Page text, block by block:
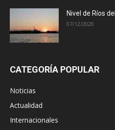
Nivel de Ríos
07/12/2020
CATEGORÍA POPULAR
Noticias
Actualidad
Internacionales